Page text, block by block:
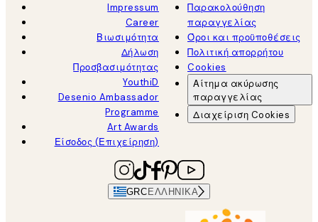
Impressum
Career
Βιωσιμότητα
Δήλωση
Προσβασιμότητας
YouthiD
Desenio Ambassador
Programme
Art Awards
Είσοδος (Επιχείρηση)
Παρακολούθηση
παραγγελίας
Όροι και προϋποθέσεις
Πολιτική απορρήτου
Cookies
Αίτημα ακύρωσης
παραγγελίας
Διαχείριση Cookies
GRC ΕΛΛΗΝΙΚΆ